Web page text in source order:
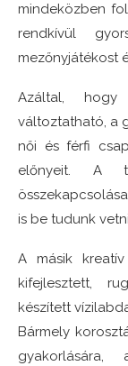
mindeközben
rendkívül
mezőnyjátékost
Azáltal,
változtatható, a
női és férfi
előnyeit. A
is be tudunk
A másik
kifejlesztett,
készített
Bármely
gyakorlására,